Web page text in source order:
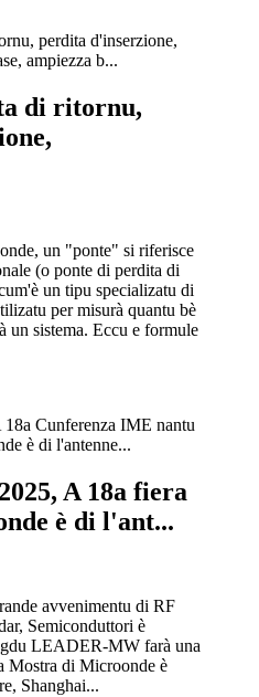
di ritornu,
un "ponte" si riferisce
(o ponte di perdita di
un tipu specializatu di
per misurà quantu bè
un sistema. Eccu e formule
A 18a fiera
è di l'ant...
avvenimentu di RF
Semiconduttori è
LEADER-MW farà una
Mostra di Microonde è
Shanghai...